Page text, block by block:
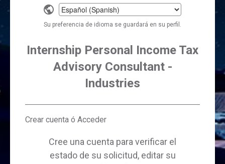
Select
a
language
Su preferencia de idioma se guardará en su perfil.
Internship Personal Income Tax
Advisory Consultant -
Industries
Crear cuenta ó Acceder
Cree una cuenta para verificar el
estado de su solicitud, editar su